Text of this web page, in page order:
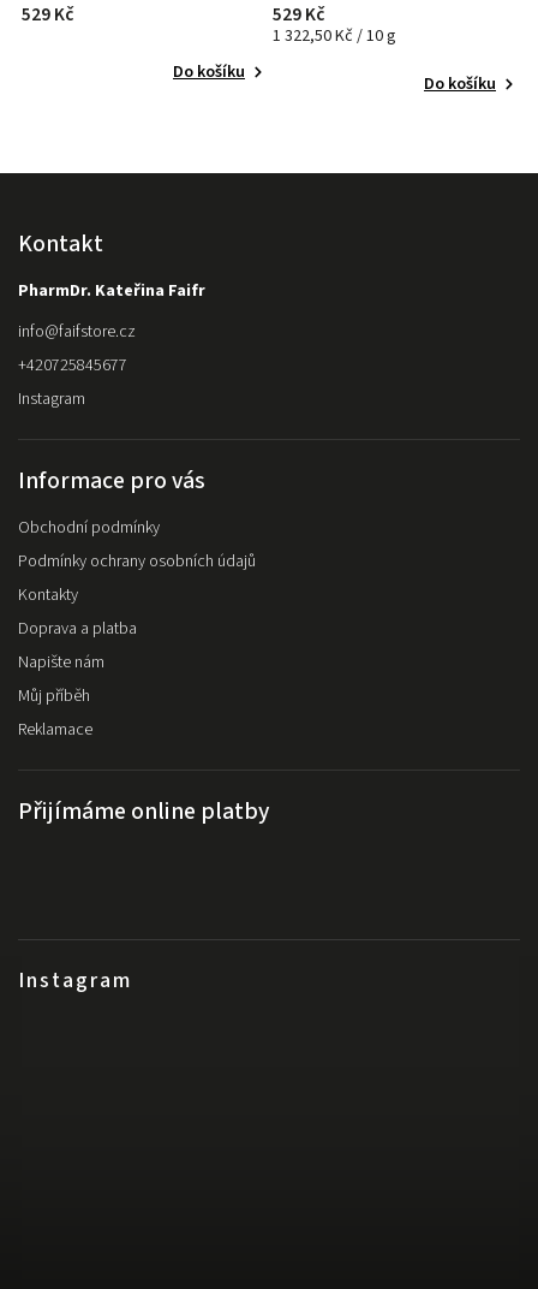
529 Kč
Do košíku
529 Kč
1 322,50 Kč / 10 g
Do košíku
Instagram
Kontakt
PharmDr. Kateřina Faifr
info@faifstore.cz
+420725845677
Instagram
Informace pro vás
Obchodní podmínky
Podmínky ochrany osobních údajů
Kontakty
Doprava a platba
Napište nám
Můj příběh
Reklamace
Přijímáme online platby